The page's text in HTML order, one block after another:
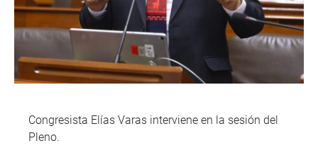
Congresista Elías Varas interviene en la sesión del
Pleno.